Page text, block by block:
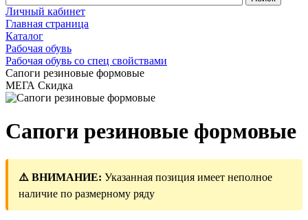
Личный кабинет
Главная страница
Каталог
Рабочая обувь
Рабочая обувь со спец свойствами
Сапоги резиновые формовые
МЕГА Скидка
Сапоги резиновые формовые
⚠️ ВНИМАНИЕ: Указанная позиция имеет неполное
наличие по размерному ряду